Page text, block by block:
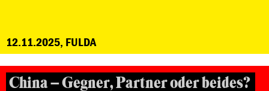
12.11.2025, FULDA
China – Gegner, Partner oder beides?